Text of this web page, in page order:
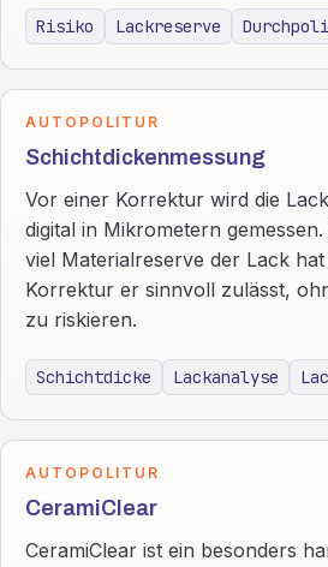
Risiko Lackreserve
AUTOPOLITUR
Schichtdickenmessung
Vor einer Korrektur wird die
digital in Mikrometern
viel Materialreserve der Lack
Korrektur er sinnvoll zulässt,
zu riskieren.
Schichtdicke Lackanalyse
AUTOPOLITUR
CeramiClear
CeramiClear ist ein besonders